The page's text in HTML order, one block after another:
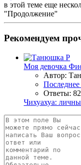
в этой теме еще
"Продолжение"
Рекомендуем
Моя девочка
Автор:
Ответы: 82
Чихуахуа: